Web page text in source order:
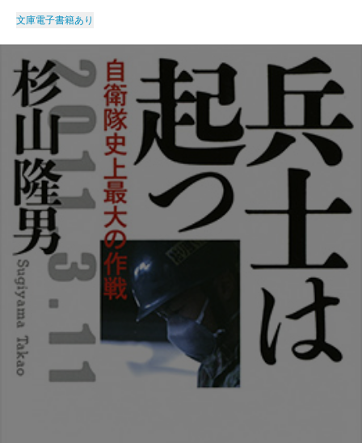
文庫電子書籍あり